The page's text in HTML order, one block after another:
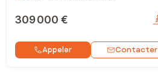
309 000 €
Appeler Contacter